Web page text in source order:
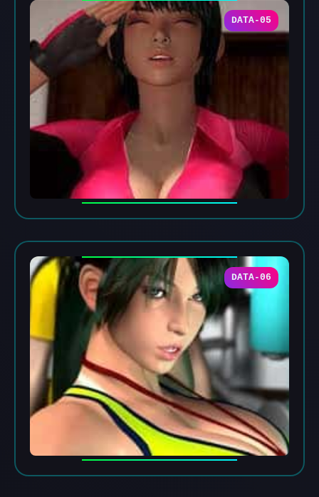
DATA-05
DATA-06